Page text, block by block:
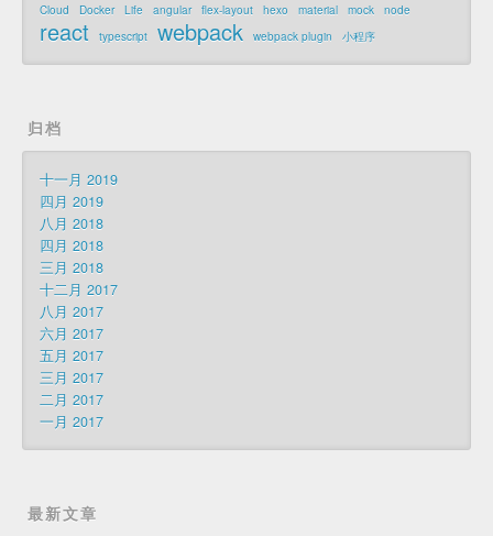
Cloud Docker Life angular flex-layout hexo material mock node
react typescript webpack webpack plugin 小程序
归档
十一月 2019
四月 2019
八月 2018
四月 2018
三月 2018
十二月 2017
八月 2017
六月 2017
五月 2017
三月 2017
二月 2017
一月 2017
最新文章